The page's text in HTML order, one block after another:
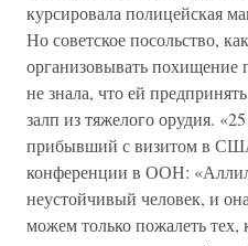
курсировала полицейская
Но советское посольство,
организовывать
не знала, что ей
залп из тяжелого орудия.
прибывший с визитом в
конференции в ООН:
неустойчивый человек, и
можем только пожалеть тех,